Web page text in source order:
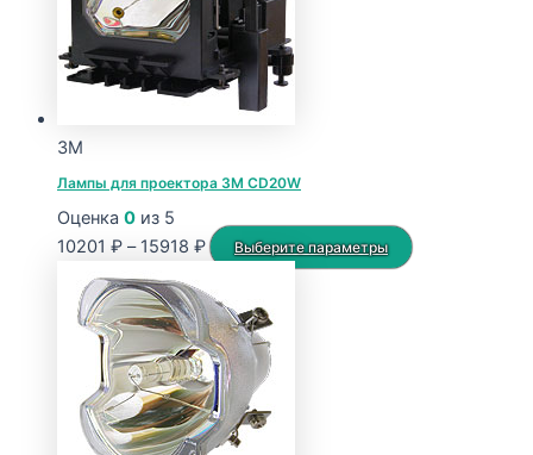
3M
Лампы для проектора 3M CD20W
Оценка 0 из 5
10201 ₽ – 15918 ₽Диапазон
10201 ₽
–
15918 ₽
Выберите параметры
Этот